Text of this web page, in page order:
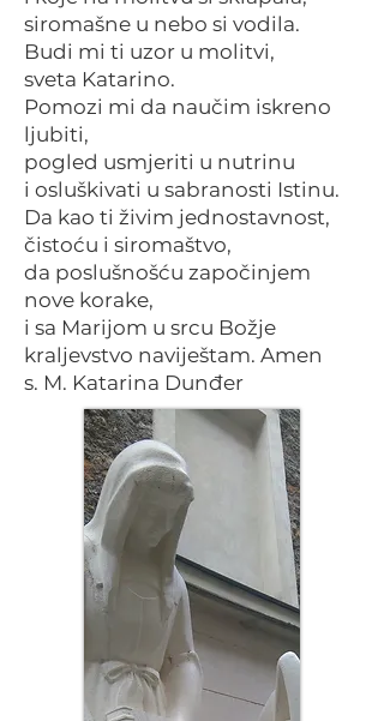
siromašne u nebo si vodila.
Budi mi ti uzor u molitvi,
sveta Katarino.
Pomozi mi da naučim iskreno
ljubiti,
pogled usmjeriti u nutrinu
i osluškivati u sabranosti Istinu.
Da kao ti živim jednostavnost,
čistoću i siromaštvo,
da poslušnošću započinjem
nove korake,
i sa Marijom u srcu Božje
kraljevstvo naviještam. Amen
s. M. Katarina Dunđer